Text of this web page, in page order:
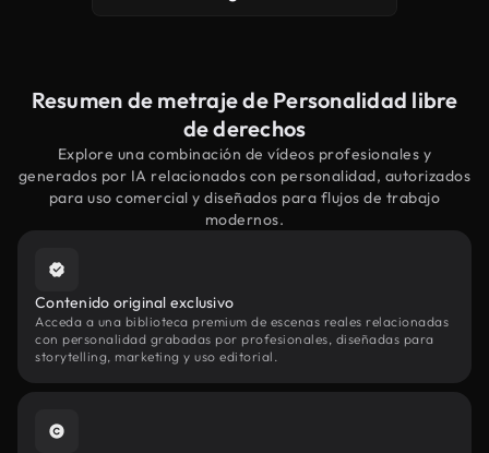
Resumen de metraje de Personalidad libre
de derechos
Explore una combinación de vídeos profesionales y
generados por IA relacionados con personalidad, autorizados
para uso comercial y diseñados para flujos de trabajo
modernos.
Contenido original exclusivo
Acceda a una biblioteca premium de escenas reales relacionadas
con personalidad grabadas por profesionales, diseñadas para
storytelling, marketing y uso editorial.